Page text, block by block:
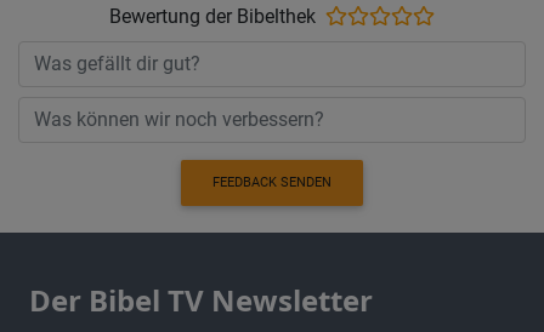
Bewertung der Bibelthek
FEEDBACK SENDEN
Der Bibel TV Newsletter